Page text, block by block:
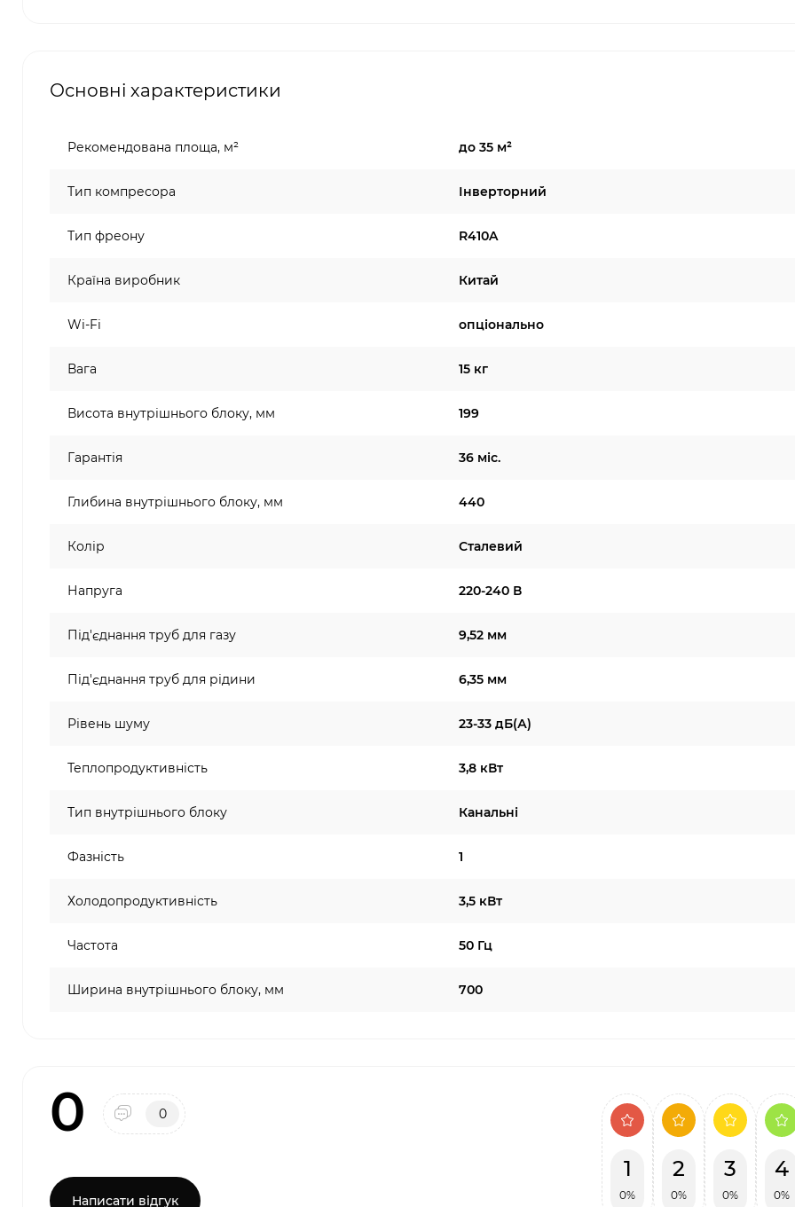
Основні характеристики
Рекомендована площа, м² до 35 м²
Тип компресора Інверторний
Тип фреону R410A
Країна виробник Китай
Wi-Fi опціонально
Вага 15 кг
Висота внутрішнього блоку, мм 199
Гарантія 36 міс.
Глибина внутрішнього блоку, мм 440
Колір Сталевий
Напруга 220-240 В
Під'єднання труб для газу 9,52 мм
Під'єднання труб для рідини 6,35 мм
Рівень шуму 23-33 дБ(А)
Теплопродуктивність 3,8 кВт
Тип внутрішнього блоку Канальні
Фазність 1
Холодопродуктивність 3,5 кВт
Частота 50 Гц
Ширина внутрішнього блоку, мм 700
0 0
Написати відгук
1
0%
2
0%
3
0%
4
0%